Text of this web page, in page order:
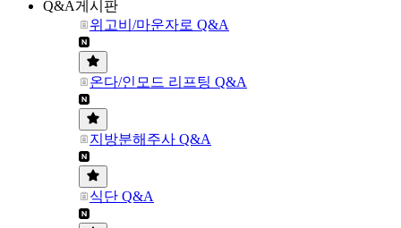
Q&A게시판
위고비/마운자로 Q&A
온다/인모드 리프팅 Q&A
지방분해주사 Q&A
식단 Q&A